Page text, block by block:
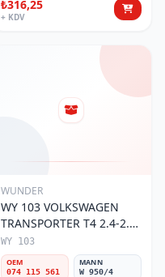
₺316,25
+ KDV
WUNDER
WY 103 VOLKSWAGEN
TRANSPORTER T4 2.4-2.5
MOTOR 074 115 561 Yağ
Filtresi
WY 103
OEM
074 115 561
MANN
W 950/4